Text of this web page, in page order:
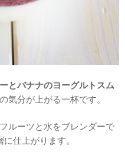
ーとバナナのヨーグルトスム
気分が上がる一杯です。
ルーツと水をブレンダーで
仕上がります。